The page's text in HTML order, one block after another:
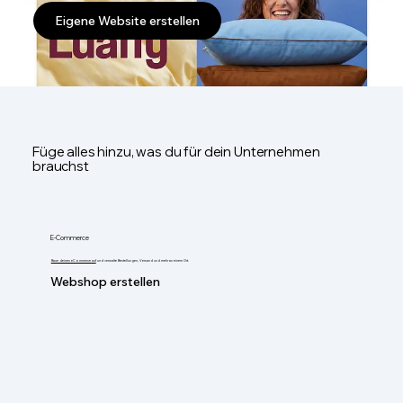
Eigene Website erstellen
Füge alles hinzu, was du für dein Unternehmen
brauchst
E-Commerce
Baue deinen eCommerce aufund verwalte Bestellungen, Versand und mehr an einem Ort.
Webshop erstellen